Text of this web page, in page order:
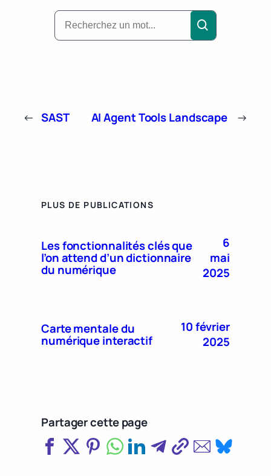
← SAST AI Agent Tools Landscape →
PLUS DE PUBLICATIONS
Les fonctionnalités clés que
l’on attend d’un dictionnaire
du numérique
6
mai
2025
Carte mentale du
numérique interactif
10 février
2025
Partager cette page